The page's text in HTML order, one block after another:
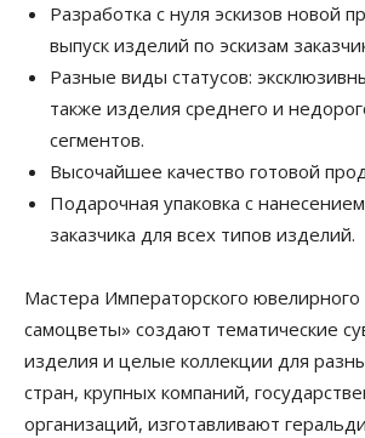
Разработка с нуля эскизов новой
выпуск изделий по эскизам
Разные виды статусов:
также изделия среднего и
сегментов.
Высочайшее качество готовой
Подарочная упаковка с
заказчика для всех типов изделий.
Мастера Императорского ювелирного
самоцветы» создают тематические
изделия и целые коллекции для
стран, крупных компаний,
организаций, изготавливают